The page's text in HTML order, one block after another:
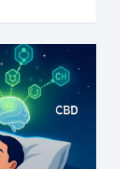
действия
минорных